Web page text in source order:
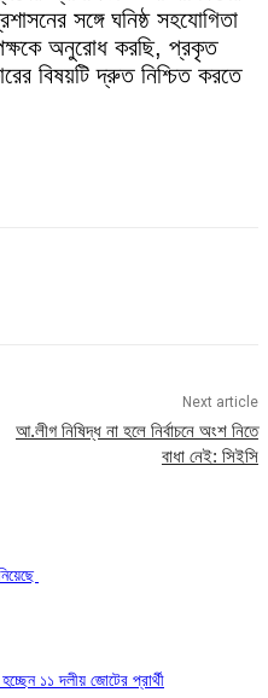
সঙ্গে ঘনিষ্ঠ সহযোগিতা
অনুরোধ করছি, প্রকৃত
বিষয়টি দ্রুত নিশ্চিত করতে
Next article
আ.লীগ নিষিদ্ধ না হলে নির্বাচনে অংশ নিতে
বাধা নেই: সিইসি
১১ দলীয় জোটের প্রার্থী